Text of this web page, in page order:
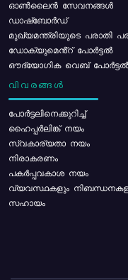
ഓൺലൈൻ സേവനങ്ങൾ
ഡാഷ്ബോർഡ്
മുഖ്യമന്ത്രിയുടെ പരാതി
ഡോക്യുമെൻ്റ് പോർട്ടൽ
ഔദ്യോഗിക വെബ് പോർട്ടൽ
വിവരങ്ങൾ
പോര്‍ട്ടലിനെക്കുറിച്ച്
ഹൈപ്പർലിങ്ക് നയം
സ്വകാര്യതാ നയം
നിരാകരണം
പകർപ്പവകാശ നയം
വ്യവസ്ഥകളും
സഹായം